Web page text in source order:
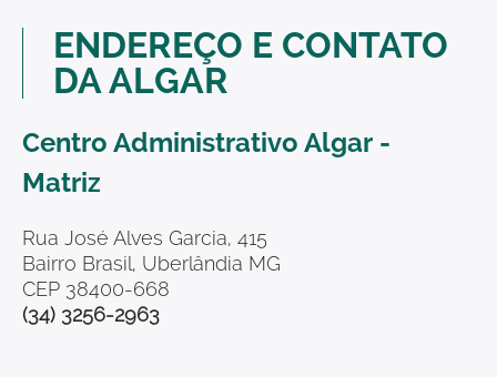
ENDEREÇO E CONTATO
DA ALGAR
Centro Administrativo Algar -
Matriz
Rua José Alves Garcia, 415
Bairro Brasil, Uberlândia MG
CEP 38400-668
(34) 3256-2963